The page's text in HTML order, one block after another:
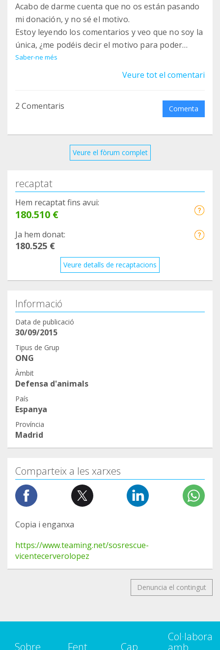
Acabo de darme cuenta que no os están pasando
mi donación, y no sé el motivo.
Estoy leyendo los comentarios y veo que no soy la
única, ¿me podéis decir el motivo para poder
solucionarlo?Gracias.
Saber-ne més
Veure tot el comentari
2 Comentaris Comenta
Veure el fòrum complet
recaptat
Hem recaptat fins avui:
180.510 €
Ja hem donat:
180.525 €
Veure detalls de recaptacions
Informació
Data de publicació
30/09/2015
Tipus de Grup
ONG
Àmbit
Defensa d'animals
País
Espanya
Província
Madrid
Comparteix a les xarxes
Copia i enganxa
https://www.teaming.net/sosrescue-
vicentecerverolopez
Denuncia el contingut
Sobre Fent Cap
Col·labora